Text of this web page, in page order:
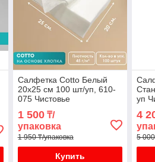
Салфетка Cotto Белый
20х25 см 100 шт/уп, 610-
075 Чистовье
1 500₸/
упаковка
1 950 ₸/упаковка
Купить
уп
4
5